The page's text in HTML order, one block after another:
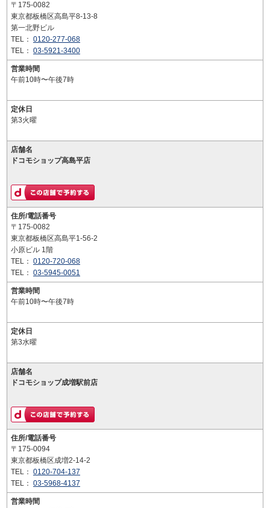
〒175-0082
東京都板橋区高島平8-13-8
第一北野ビル
TEL： 0120-277-068
TEL： 03-5921-3400
営業時間
午前10時〜午後7時
定休日
第3火曜
店舗名
ドコモショップ高島平店
住所/電話番号
〒175-0082
東京都板橋区高島平1-56-2
小原ビル 1階
TEL： 0120-720-068
TEL： 03-5945-0051
営業時間
午前10時〜午後7時
定休日
第3水曜
店舗名
ドコモショップ成増駅前店
住所/電話番号
〒175-0094
東京都板橋区成増2-14-2
TEL： 0120-704-137
TEL： 03-5968-4137
営業時間